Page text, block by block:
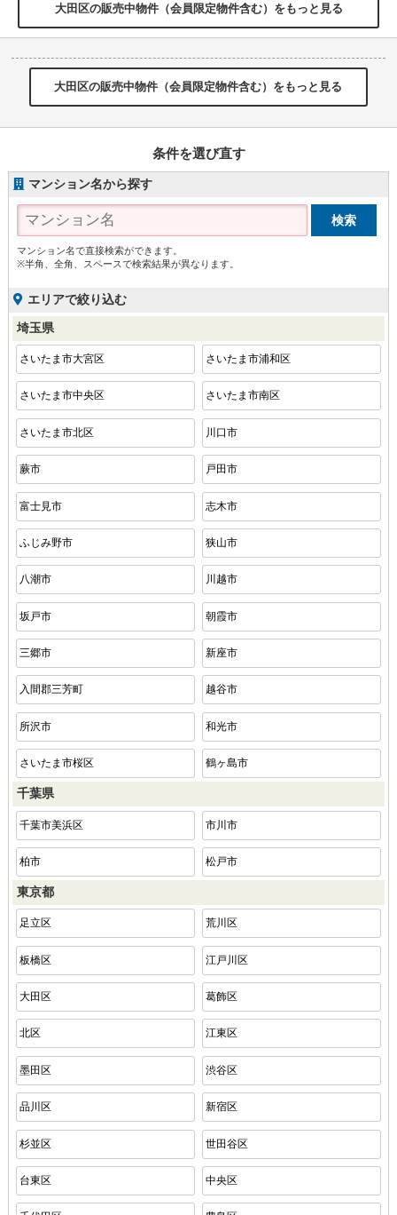
大田区の販売中物件（会員限定物件含む）をもっと見る
大田区の販売中物件（会員限定物件含む）をもっと見る
条件を選び直す
マンション名から探す
マンション名で直接検索ができます。
※半角、全角、スペースで検索結果が異なります。
エリアで絞り込む
埼玉県
さいたま市大宮区 さいたま市浦和区
さいたま市中央区 さいたま市南区
さいたま市北区 川口市
蕨市 戸田市
富士見市 志木市
ふじみ野市 狭山市
八潮市 川越市
坂戸市 朝霞市
三郷市 新座市
入間郡三芳町 越谷市
所沢市 和光市
さいたま市桜区 鶴ヶ島市
千葉県
千葉市美浜区 市川市
柏市 松戸市
東京都
足立区 荒川区
板橋区 江戸川区
大田区 葛飾区
北区 江東区
墨田区 渋谷区
品川区 新宿区
杉並区 世田谷区
台東区 中央区